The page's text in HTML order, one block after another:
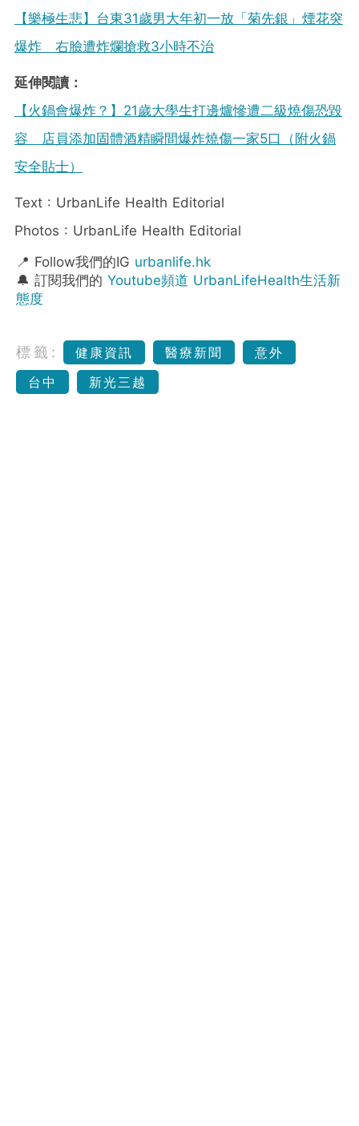
【樂極生悲】台東31歲男大年初一放「菊先銀」煙花突
爆炸 右臉遭炸爛搶救3小時不治
延伸閱讀：
【火鍋會爆炸？】21歲大學生打邊爐慘遭二級燒傷恐毀
容 店員添加固體酒精瞬間爆炸燒傷一家5口（附火鍋
安全貼士）
Text : UrbanLife Health Editorial
Photos : UrbanLife Health Editorial
📍 Follow我們的IG urbanlife.hk
🔔 訂閱我們的 Youtube頻道 UrbanLifeHealth生活新
態度
標籤: 健康資訊 醫療新聞
意外
台中
新光三越